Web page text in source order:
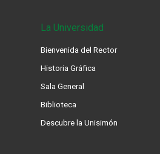
La Universidad
Bienvenida del Rector
Historia Gráfica
Sala General
Biblioteca
Descubre la Unisimón